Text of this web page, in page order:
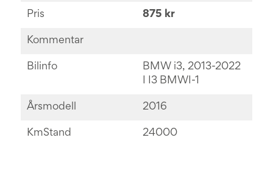
Pris 875 kr
Kommentar
Bilinfo
BMW i3, 2013-2022
I I3 BMWI-1
Årsmodell 2016
KmStand 24000